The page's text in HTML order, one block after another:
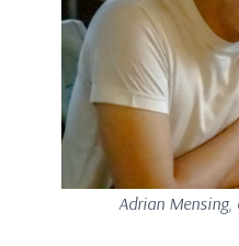
Adrian Mensing,